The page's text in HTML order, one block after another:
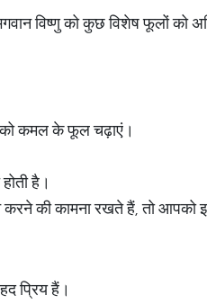
विष्णु को कुछ विशेष फूलों को
को कमल के फूल चढ़ाएं।
है।
की कामना रखते हैं, तो आपको
प्रिय हैं।